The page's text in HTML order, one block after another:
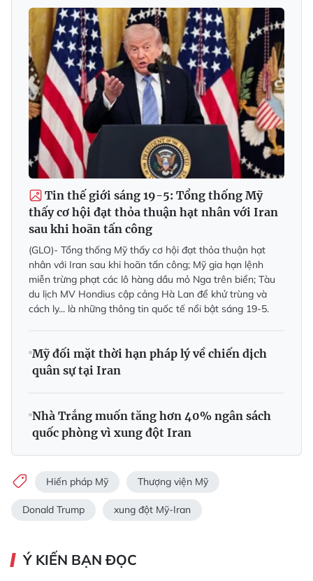
Tin thế giới sáng 19-5: Tổng thống Mỹ
thấy cơ hội đạt thỏa thuận hạt nhân với Iran
sau khi hoãn tấn công
(GLO)- Tổng thống Mỹ thấy cơ hội đạt thỏa thuận hạt
nhân với Iran sau khi hoãn tấn công; Mỹ gia hạn lệnh
miễn trừng phạt các lô hàng dầu mỏ Nga trên biển; Tàu
du lịch MV Hondius cập cảng Hà Lan để khử trùng và
cách ly... là những thông tin quốc tế nổi bật sáng 19-5.
Mỹ đối mặt thời hạn pháp lý về chiến dịch
quân sự tại Iran
Nhà Trắng muốn tăng hơn 40% ngân sách
quốc phòng vì xung đột Iran
Hiến pháp Mỹ Thượng viện Mỹ
Donald Trump xung đột Mỹ-Iran
Ý KIẾN BẠN ĐỌC